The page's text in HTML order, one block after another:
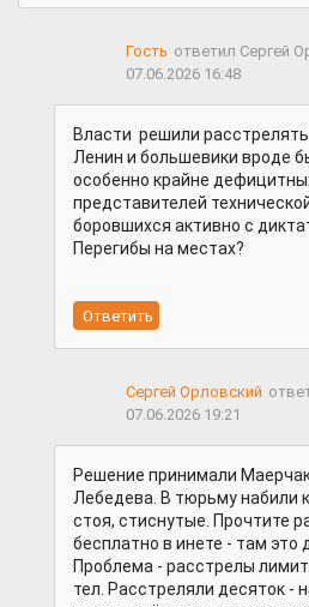
Гость ответил Сергей
07.06.2026 16:48
Власти решили
Ленин и большевики вроде
особенно крайне
представителей
боровшихся активно с
Перегибы на местах?
Сергей Орловский
07.06.2026 19:21
Решение принимали
Лебедева. В тюрьму набили
стоя, стиснутые. Прочтите
бесплатно в инете - там это
Проблема - расстрелы
тел. Расстреляли десяток -